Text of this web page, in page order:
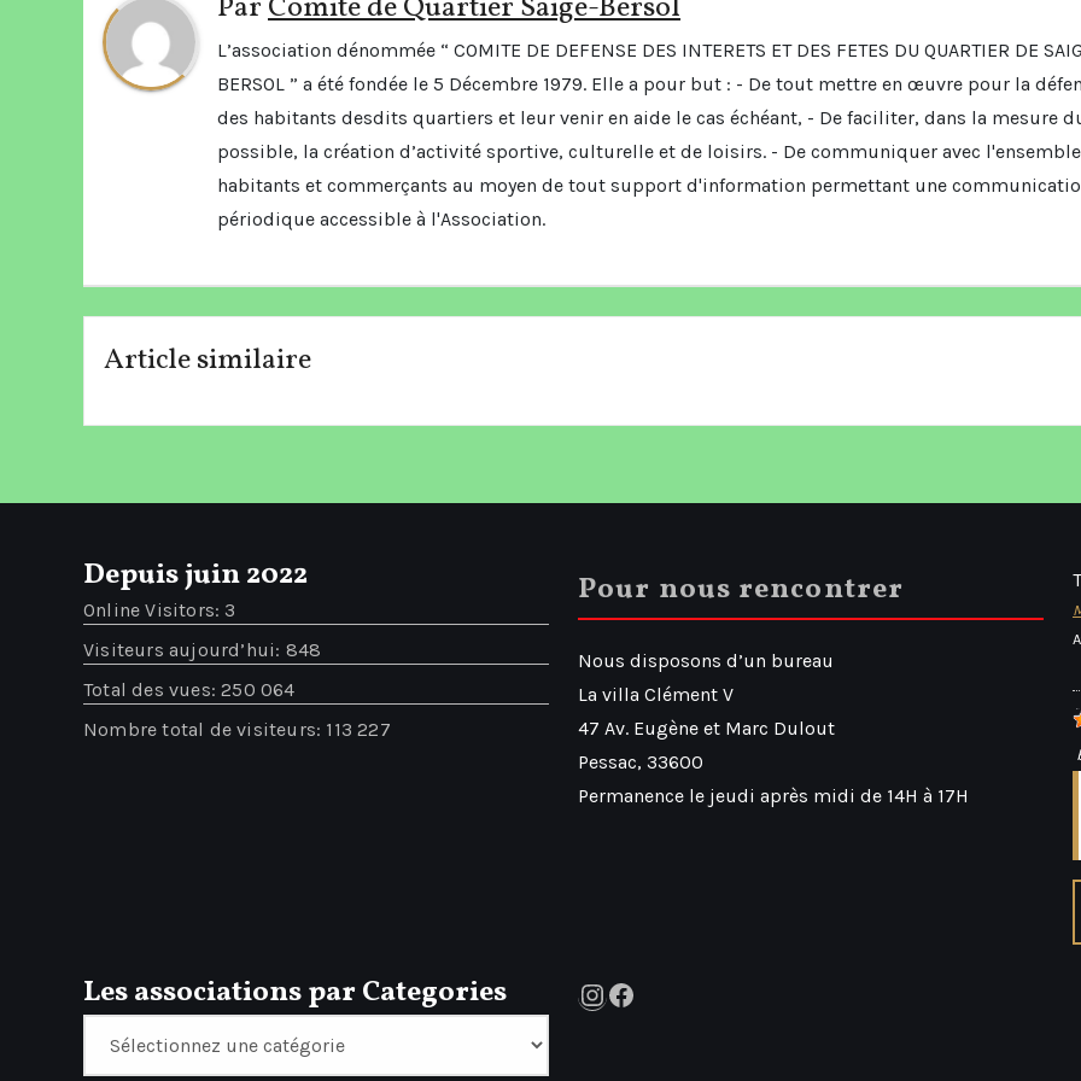
ParComite de Quartier Saige-Bersol
L’association dénommée “ COMITE DE DEFENSE DES INTERETS ET DES FETES DU QUARTIER DE
BERSOL ” a été fondée le 5 Décembre 1979. Elle a pour but : - De tout mettre en œuvre pour la
des habitants desdits quartiers et leur venir en aide le cas échéant, - De faciliter, dans la mesure
possible, la création d’activité sportive, culturelle et de loisirs. - De communiquer avec
habitants et commerçants au moyen de tout support d'information permettant une
périodique accessible à l'Association.
Article similaire
Depuis juin 2022
Online Visitors: 3
Visiteurs aujourd’hui: 848
Total des vues:250 064
Nombre total de visiteurs: 113 227
Pour nous rencontrer
Nous disposons d’un bureau
La villa Clément V
47 Av. Eugène et Marc Dulout
Pessac, 33600
Permanence le jeudi après midi de 14H à 17H
Les associations par Categories Instagram
Facebook